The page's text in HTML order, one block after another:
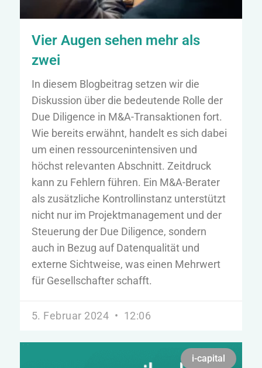
Vier Augen sehen mehr als
zwei
In diesem Blogbeitrag setzen wir die
Diskussion über die bedeutende Rolle der
Due Diligence in M&A-Transaktionen fort.
Wie bereits erwähnt, handelt es sich dabei
um einen ressourcenintensiven und
höchst relevanten Abschnitt. Zeitdruck
kann zu Fehlern führen. Ein M&A-Berater
als zusätzliche Kontrollinstanz unterstützt
nicht nur im Projektmanagement und der
Steuerung der Due Diligence, sondern
auch in Bezug auf Datenqualität und
externe Sichtweise, was einen Mehrwert
für Gesellschafter schafft.
5. Februar 2024 12:06
i-capital